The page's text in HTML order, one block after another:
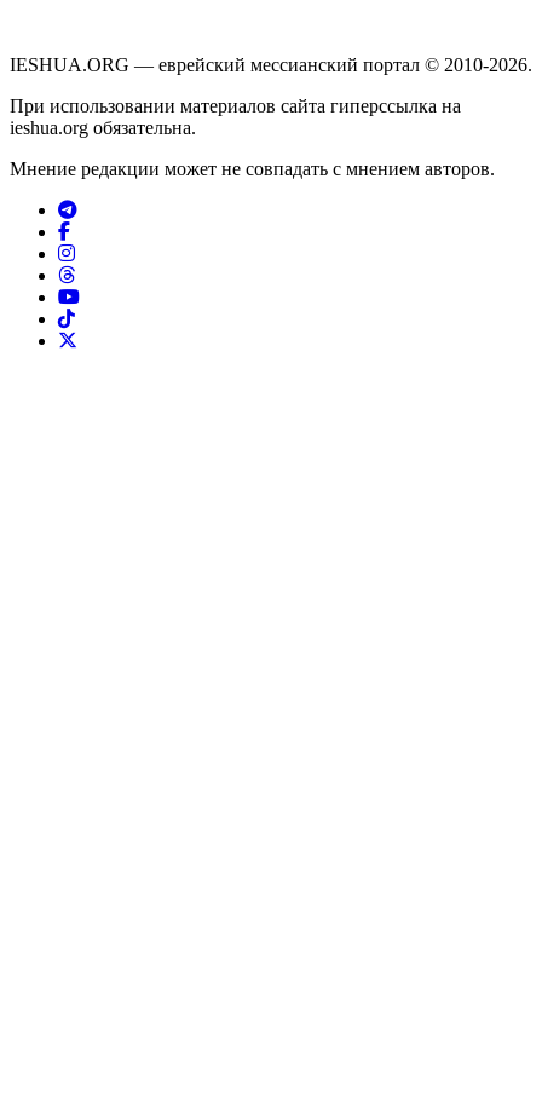
IESHUA.ORG — еврейский мессианский портал © 2010-2026.
При использовании материалов сайта гиперссылка на
ieshua.org обязательна.
Мнение редакции может не совпадать с мнением авторов.